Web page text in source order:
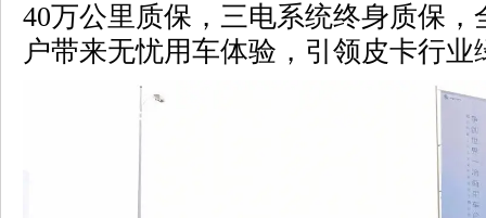
40万公里质保，三电系统终身质保
户带来无忧用车体验，引领皮卡行业